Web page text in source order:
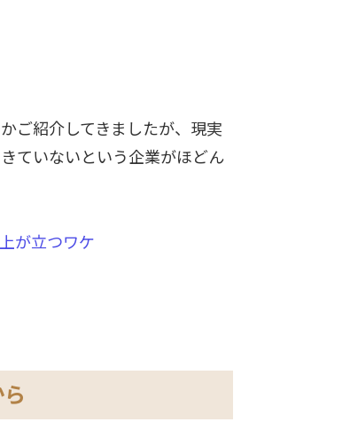
ご紹介してきましたが、現実
ていないという企業がほどん
が立つワケ